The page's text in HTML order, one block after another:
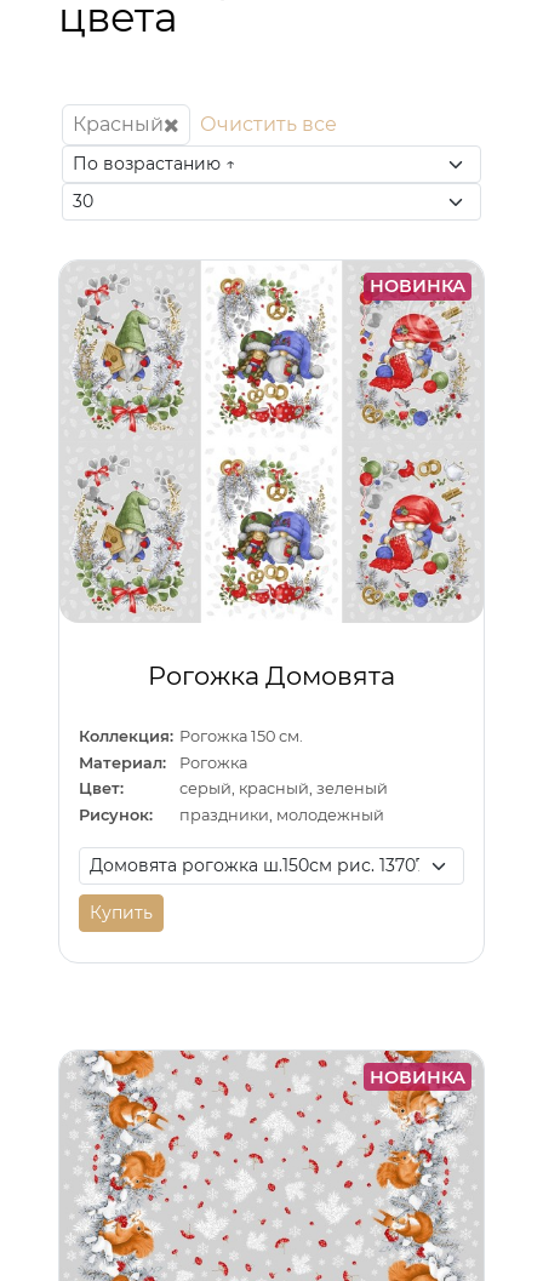
цвета
Красный Очистить все
НОВИНКА
Рогожка Домовята
Коллекция: Рогожка 150 см.
Материал:
Рогожка
Цвет:
серый, красный, зеленый
Рисунок:
праздники, молодежный
Купить
НОВИНКА